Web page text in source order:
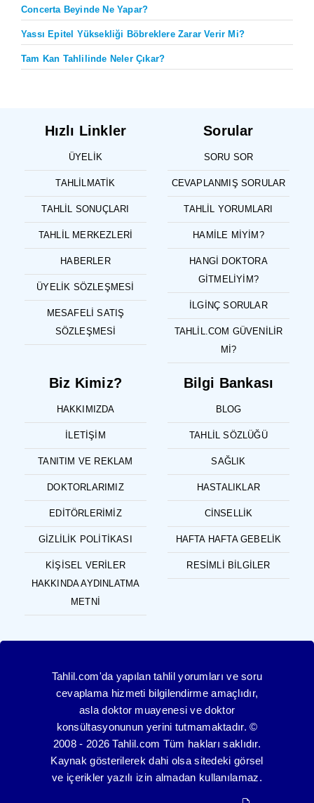
Concerta Beyinde Ne Yapar?
Yassı Epitel Yüksekliği Böbreklere Zarar Verir Mi?
Tam Kan Tahlilinde Neler Çıkar?
Hızlı Linkler
ÜYELIK
TAHLILMATIK
TAHLIL SONUÇLARI
TAHLIL MERKEZLERI
HABERLER
ÜYELIK SÖZLEŞMESI
MESAFELI SATIŞ
SÖZLEŞMESI
Sorular
SORU SOR
CEVAPLANMIŞ SORULAR
TAHLIL YORUMLARI
HAMILE MIYIM?
HANGI DOKTORA
GITMELIYIM?
İLGINÇ SORULAR
TAHLIL.COM GÜVENILIR
MI?
Biz Kimiz?
HAKKIMIZDA
İLETIŞIM
TANITIM VE REKLAM
DOKTORLARIMIZ
EDITÖRLERIMIZ
GIZLILIK POLITIKASI
KIŞISEL VERILER
HAKKINDA AYDINLATMA
METNI
Bilgi Bankası
BLOG
TAHLIL SÖZLÜĞÜ
SAĞLIK
HASTALIKLAR
CINSELLIK
HAFTA HAFTA GEBELIK
RESIMLI BILGILER
Tahlil.com'da yapılan tahlil yorumları ve soru
cevaplama hizmeti bilgilendirme amaçlıdır,
asla doktor muayenesi ve doktor
konsültasyonunun yerini tutmamaktadır. ©
2008 - 2026 Tahlil.com Tüm hakları saklıdır.
Kaynak gösterilerek dahi olsa sitedeki görsel
ve içerikler yazılı izin almadan kullanılamaz.